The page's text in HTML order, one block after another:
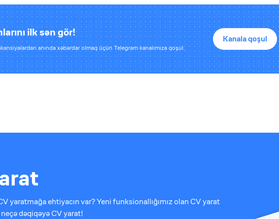
ilk sən gör!
anında xəbərdar olmaq üçün Telegram kanalımıza qoşul.
Kanala qoşul
yaratmağa ehtiyacın var? Yeni funksionallığımız olan CV yarat
dəqiqəyə CV yarat!